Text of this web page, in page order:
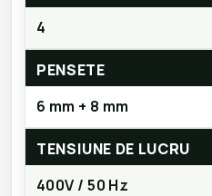
4
PENSETE
6 mm + 8 mm
TENSIUNE DE LUCRU
400V / 50 Hz